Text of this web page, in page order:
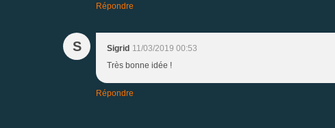
Répondre
S Sigrid 11/03/2019 00:53
Très bonne idée !
Répondre